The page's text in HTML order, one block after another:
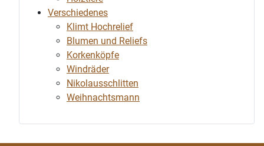
Verschiedenes
Klimt Hochrelief
Blumen und Reliefs
Korkenköpfe
Windräder
Nikolausschlitten
Weihnachtsmann